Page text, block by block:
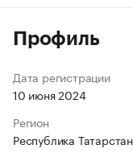
Профиль
Дата регистрации
10 июня 2024
Регион
Республика Татарстан